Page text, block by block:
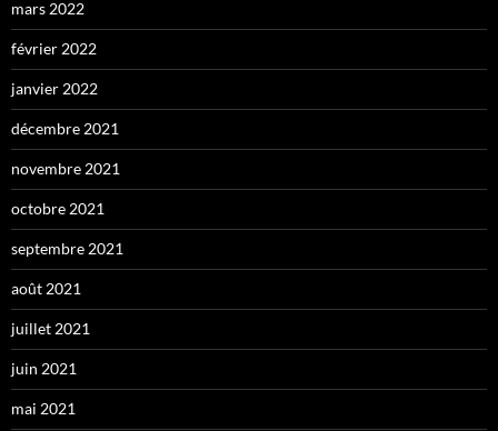
mars 2022
février 2022
janvier 2022
décembre 2021
novembre 2021
octobre 2021
septembre 2021
août 2021
juillet 2021
juin 2021
mai 2021